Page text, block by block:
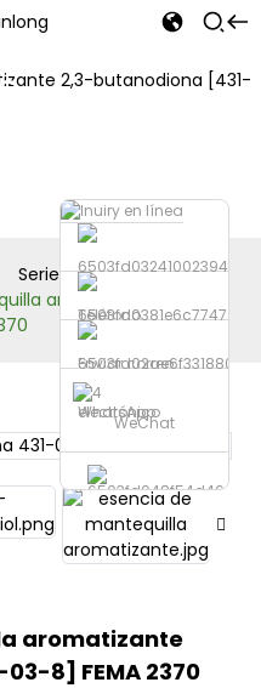
Teléfono
Enviar correo
electrónico
WhatsApp
WeChat
Serie de aldehídos y
aromatizante 2,3-
aromatizante
8] FEMA 2370